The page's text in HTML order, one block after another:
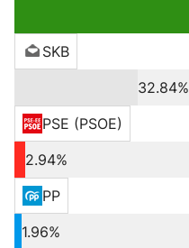
SKB
32.84%
PSE (PSOE)
2.94%
PP
1.96%